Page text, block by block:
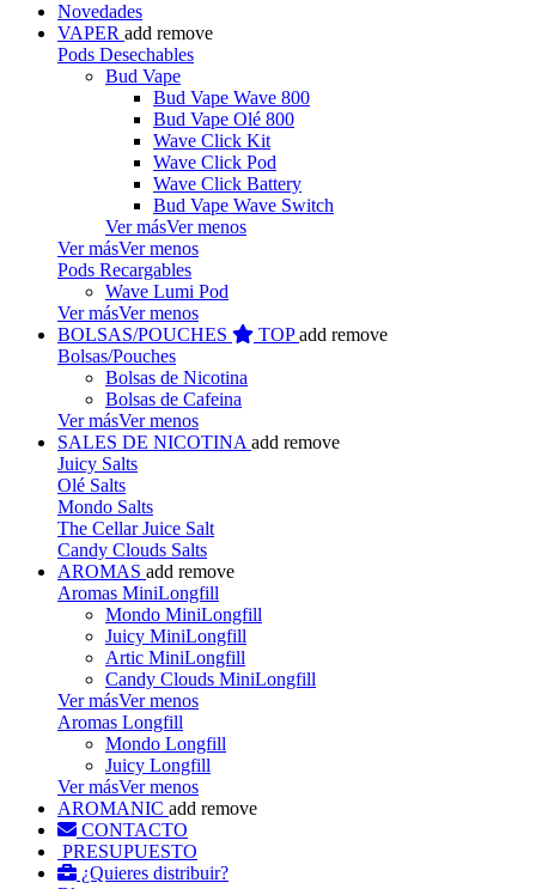
Novedades
VAPER add remove
Pods Desechables
Bud Vape
Bud Vape Wave 800
Bud Vape Olé 800
Wave Click Kit
Wave Click Pod
Wave Click Battery
Bud Vape Wave Switch
Ver másVer menos
Ver másVer menos
Pods Recargables
Wave Lumi Pod
Ver másVer menos
BOLSAS/POUCHES
TOPadd remove
Bolsas/Pouches
Bolsas de Nicotina
Bolsas de Cafeina
Ver másVer menos
SALES DE NICOTINA add remove
Juicy Salts
Olé Salts
Mondo Salts
The Cellar Juice Salt
Candy Clouds Salts
AROMAS add remove
Aromas MiniLongfill
Mondo MiniLongfill
Juicy MiniLongfill
Artic MiniLongfill
Candy Clouds MiniLongfill
Ver másVer menos
Aromas Longfill
Mondo Longfill
Juicy Longfill
Ver másVer menos
AROMANIC add remove
CONTACTO
PRESUPUESTO
¿Quieres distribuir?